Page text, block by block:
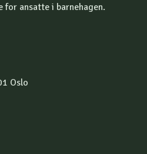
ansatte i barnehagen.
Oslo